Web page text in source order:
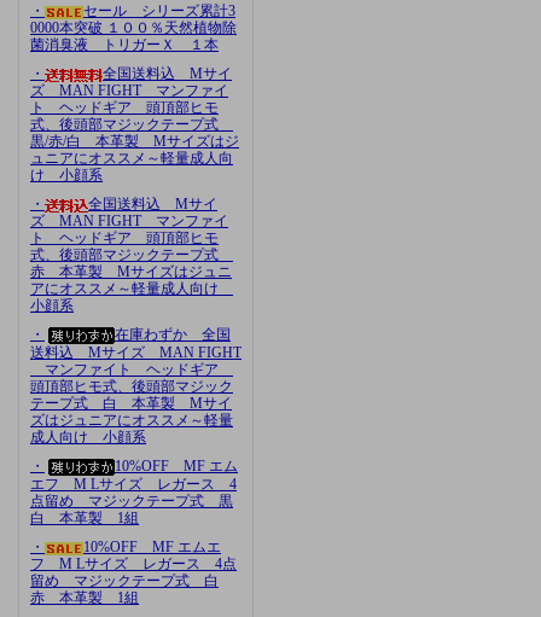
・
セール シリーズ累計3
0000本突破 １００％天然植物除
菌消臭液 トリガーＸ １本
・
全国送料込 Mサイ
ズ MAN FIGHT マンファイ
ト ヘッドギア 頭頂部ヒモ
式、後頭部マジックテープ式
黒/赤/白 本革製 Mサイズはジ
ュニアにオススメ～軽量成人向
け 小顔系
・
全国送料込 Mサイ
ズ MAN FIGHT マンファイ
ト ヘッドギア 頭頂部ヒモ
式、後頭部マジックテープ式
赤 本革製 Mサイズはジュニ
アにオススメ～軽量成人向け
小顔系
・
在庫わずか 全国
送料込 Mサイズ MAN FIGHT
マンファイト ヘッドギア
頭頂部ヒモ式、後頭部マジック
テープ式 白 本革製 Mサイ
ズはジュニアにオススメ～軽量
成人向け 小顔系
・
10%OFF MF エム
エフ M Lサイズ レガース 4
点留め マジックテープ式 黒
白 本革製 1組
・
10%OFF MF エムエ
フ M Lサイズ レガース 4点
留め マジックテープ式 白
赤 本革製 1組